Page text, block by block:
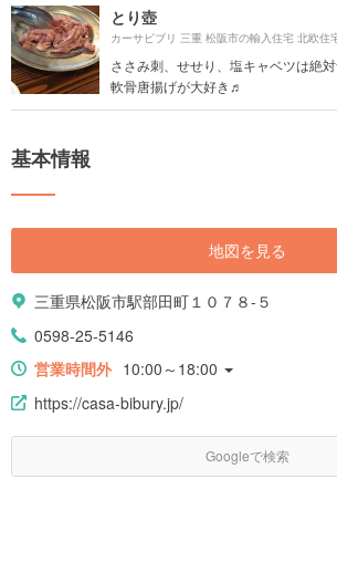
とり壺
ささみ刺、せせり、塩キャベツは絶
軟骨唐揚げが大好き♬
基本情報
地図を見る
三重県松阪市駅部田町１０７８-５
0598-25-5146
営業時間外 10:00～18:00
https://casa-bibury.jp/
Googleで検索